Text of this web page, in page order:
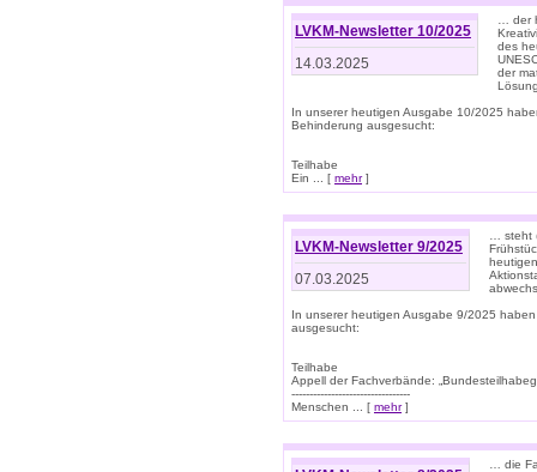
LVKM-Newsletter 10/2025
14.03.2025
… der
des
der
In unserer heutigen Ausgabe 10/2025
Behinderung ausgesucht:
Teilhabe
Ein ... [ mehr]
LVKM-Newsletter 9/2025
07.03.2025
… steht
In unserer heutigen Ausgabe 9/2025
ausgesucht:
Teilhabe
Appell der Fachverbände:
---------------------------------
Menschen ... [ mehr]
… die